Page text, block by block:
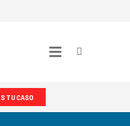
TU CASO